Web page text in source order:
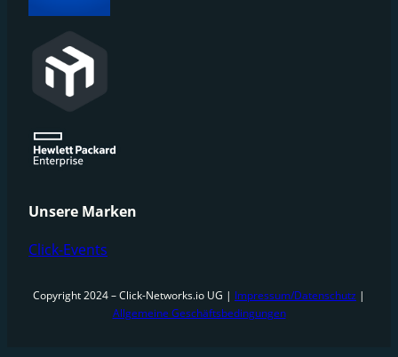
Unsere Marken
Click-Events
Copyright 2024 – Click-Networks.io UG | Impressum/Datenschutz |
Allgemeine Geschäftsbedingungen